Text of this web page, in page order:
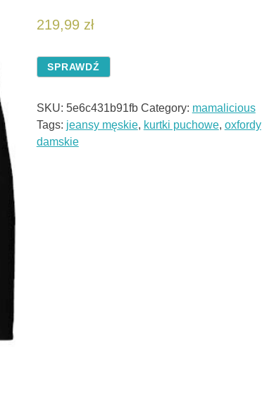
219,99 zł
SPRAWDŹ
SKU: 5e6c431b91fb Category: mamalicious
Tags: jeansy męskie, kurtki puchowe, oxfordy
damskie